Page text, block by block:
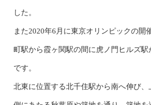
した。
また2020年6月に東京オリンピックの開
町駅から霞ヶ関駅の間に虎ノ門ヒルズ駅
です。
北東に位置する北千住駅から南へ伸び、